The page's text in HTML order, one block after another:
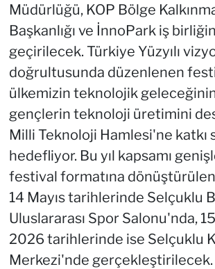
Müdürlüğü, KOP Bölge
Başkanlığı ve İnnoPark iş
geçirilecek. Türkiye Yüzyılı
doğrultusunda düzenlenen
ülkemizin teknolojik geleceğinin
gençlerin teknoloji üretimini
Milli Teknoloji Hamlesi'ne katkı
hedefliyor. Bu yıl kapsamı
festival formatına
14 Mayıs tarihlerinde Selçuklu
Uluslararası Spor Salonu'nda,
2026 tarihlerinde ise Selçuklu
Merkezi'nde gerçekleştirilecek.